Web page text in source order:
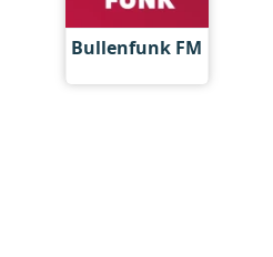
Bullenfunk FM